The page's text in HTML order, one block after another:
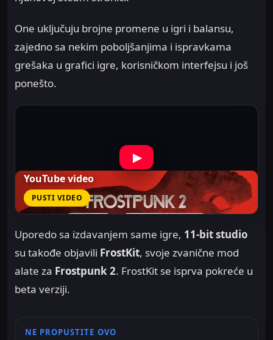
One uključuju brojne promene u igri i balansu,
zajedno sa nekim poboljšanjima i ispravkama
grešaka u grafici igre, korisničkom interfejsu i još
ponešto.
▶
YouTube video
PUSTI VIDEO
Uporedo sa izdavanjem same igre, 11-bit studio
su takođe objavili FrostKit, svoje zvanične mod
alate za Frostpunk 2. FrostKit se isprva pokreće u
beta verziji.
NE PROPUSTITE OVO